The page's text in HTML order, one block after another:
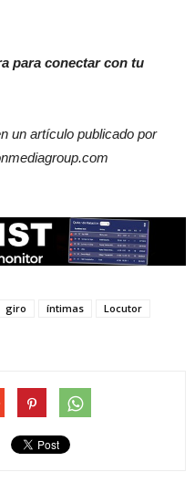
para conectar con tu
un artículo publicado por
giro íntimas
Locutor